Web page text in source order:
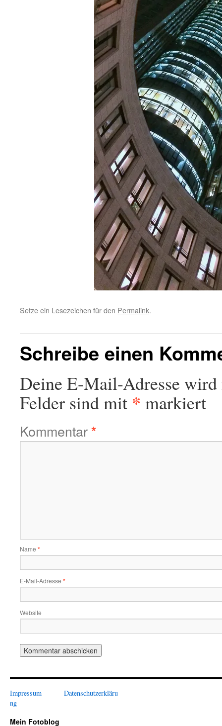
Setze ein Lesezeichen für den Permalink.
Schreibe einen
Deine E-Mail-Adresse
Felder sind mit * markiert
Kommentar*
Name *
E-Mail-Adresse *
Website
Impressum
Datenschutzerkläru
ng
Mein Fotoblog